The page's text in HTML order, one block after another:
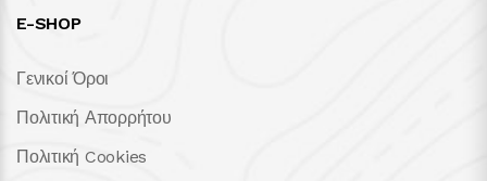
E-SHOP
Γενικοί Όροι
Πολιτική Απορρήτου
Πολιτική Cookies